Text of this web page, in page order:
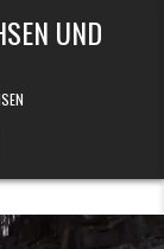
UND